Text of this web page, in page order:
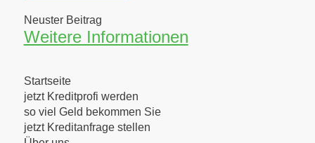
Neuster Beitrag
Weitere Informationen
Startseite
jetzt Kreditprofi werden
so viel Geld bekommen Sie
jetzt Kreditanfrage stellen